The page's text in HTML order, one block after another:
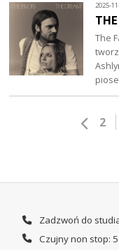
2025-
The
2
Zadzwoń do
Czujny non stop: